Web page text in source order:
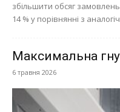
збільшити обсяг
14 % у порівнянні з
Максимальна
6 травня 2026